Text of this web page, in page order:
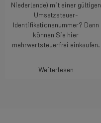
Niederlande) mit einer gültigen
Umsatzsteuer-
Identifikationsnummer? Dann
können Sie hier
mehrwertsteuerfrei einkaufen.
Weiterlesen